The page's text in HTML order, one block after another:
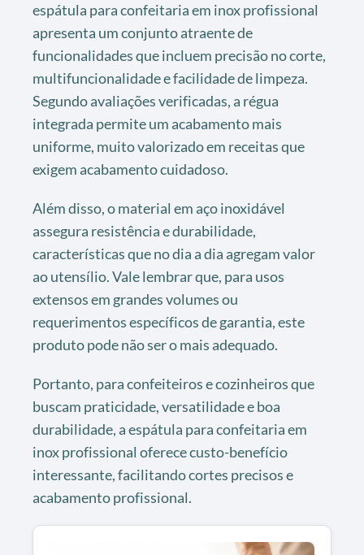
espátula para confeitaria em inox profissional
apresenta um conjunto atraente de
funcionalidades que incluem precisão no corte,
multifuncionalidade e facilidade de limpeza.
Segundo avaliações verificadas, a régua
integrada permite um acabamento mais
uniforme, muito valorizado em receitas que
exigem acabamento cuidadoso.
Além disso, o material em aço inoxidável
assegura resistência e durabilidade,
características que no dia a dia agregam valor
ao utensílio. Vale lembrar que, para usos
extensos em grandes volumes ou
requerimentos específicos de garantia, este
produto pode não ser o mais adequado.
Portanto, para confeiteiros e cozinheiros que
buscam praticidade, versatilidade e boa
durabilidade, a espátula para confeitaria em
inox profissional oferece custo-benefício
interessante, facilitando cortes precisos e
acabamento profissional.